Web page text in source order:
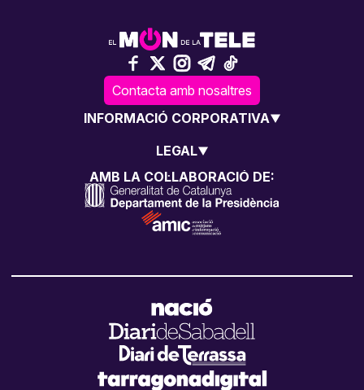
Contacta amb nosaltres
INFORMACIÓ CORPORATIVA
LEGAL
AMB LA COL·LABORACIÓ DE: